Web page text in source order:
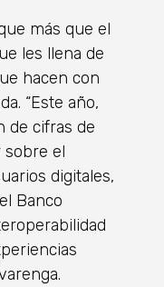
más que el
les llena de
hacen con
“Este año,
de cifras de
sobre el
digitales,
Banco